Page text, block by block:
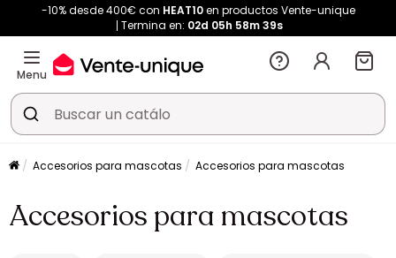
-10% desde 400€ con HEAT10en productos Vente-unique
Termina en: 02d 05h 58m37s
Menu
Accesorios para mascotas Accesorios para mascotas
Accesorios para mascotas